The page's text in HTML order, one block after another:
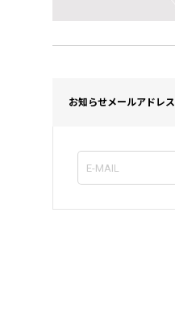
お知らせメールアドレス